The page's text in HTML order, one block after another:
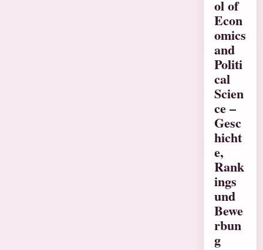
ol of
Econ
omics
and
Politi
cal
Scien
ce –
Gesc
hicht
e,
Rank
ings
und
Bewe
rbun
g